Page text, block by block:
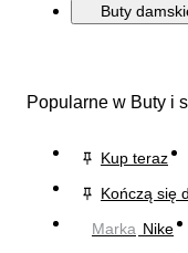
Buty
Popularne w Buty i
Kup teraz
Kończą się
Marka Nike